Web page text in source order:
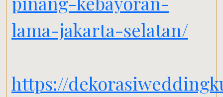
lama-jakarta-selatan/
https://